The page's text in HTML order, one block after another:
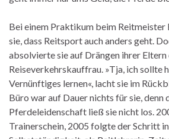
Bei einem Praktikum beim Reitmeister
sie, dass Reitsport auch anders geht.
absolvierte sie auf Drängen ihrer
Reiseverkehrskauffrau. »Tja, ich sollte
Vernünftiges lernen«, lacht sie im
Büro war auf Dauer nichts für sie, denn
Pferdeleidenschaft ließ sie nicht los.
Trainerschein, 2005 folgte der Schritt